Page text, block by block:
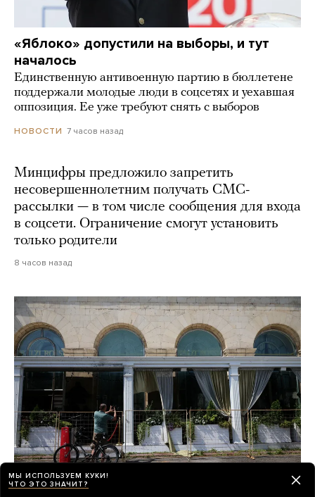
«Яблоко» допустили на выборы, и тут
началось
Единственную антивоенную партию в бюллетене
поддержали молодые люди в соцсетях и уехавшая
оппозиция. Ее уже требуют снять с выборов
НОВОСТИ 7 часов назад
Минцифры предложило запретить
несовершеннолетним получать СМС-
рассылки — в том числе сообщения для входа
в соцсети. Ограничение смогут установить
только родители
8 часов назад
МЫ ИСПОЛЬЗУЕМ КУКИ!
ЧТО ЭТО ЗНАЧИТ?